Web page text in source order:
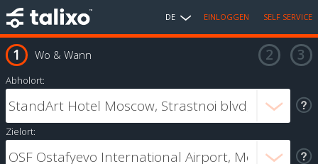
DE EINLOGGEN SELF SERVICE
Wo & Wann
Abholort:
Zielort: